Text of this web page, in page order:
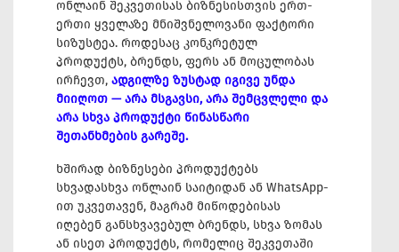
ონლაინ შეკვეთისას ბიზნესისთვის ერთ-
ერთი ყველაზე მნიშვნელოვანი ფაქტორი
სიზუსტეა. როდესაც კონკრეტულ
პროდუქტს, ბრენდს, ფერს ან მოცულობას
ირჩევთ, ადგილზე ზუსტად იგივე უნდა
მიიღოთ — არა მსგავსი, არა შემცვლელი და
არა სხვა პროდუქტი წინასწარი
შეთანხმების გარეშე.
ხშირად ბიზნესები პროდუქტებს
სხვადასხვა ონლაინ საიტიდან ან WhatsApp-
ით უკვეთავენ, მაგრამ მიწოდებისას
იღებენ განსხვავებულ ბრენდს, სხვა ზომას
ან ისეთ პროდუქტს, რომელიც შეკვეთაში